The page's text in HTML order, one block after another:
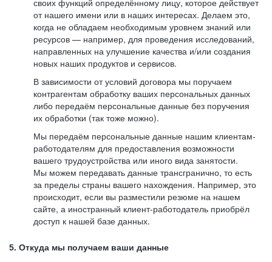
своих функций определённому лицу, которое действует
от нашего имени или в наших интересах. Делаем это,
когда не обладаем необходимым уровнем знаний или
ресурсов — например, для проведения исследований,
направленных на улучшение качества и/или создания
новых наших продуктов и сервисов.
В зависимости от условий договора мы поручаем
контрагентам обработку ваших персональных данных
либо передаём персональные данные без поручения
их обработки (так тоже можно).
Мы передаём персональные данные нашим клиентам-
работодателям для предоставления возможности
вашего трудоустройства или иного вида занятости.
Мы можем передавать данные трансгранично, то есть
за пределы страны вашего нахождения. Например, это
происходит, если вы разместили резюме на нашем
сайте, а иностранный клиент-работодатель приобрёл
доступ к нашей базе данных.
5. Откуда мы получаем ваши данные